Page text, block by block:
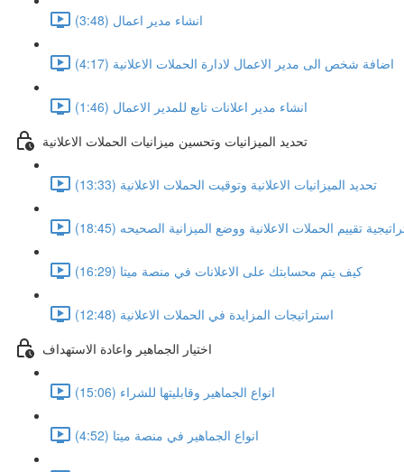
انشاء مدير اعمال (3:48)
اضافة شخص الى مدير الاعمال لادارة الحملات الاعلانية (4:17)
انشاء مدير اعلانات تابع للمدير الاعمال (1:46)
تحديد الميزانيات وتحسين ميزانيات الحملات الاعلانية
تحديد الميزانيات الاعلانية وتوقيت الحملات الاعلانية (13:33)
تقييم الحملات الاعلانية ووضع الميزانية الصحيحه (18:45)
كيف يتم محسابتك على الاعلانات في منصة ميتا (16:29)
استراتيجات المزايدة في الحملات الاعلانية (12:48)
اختيار الجماهير واعادة الاستهداف
انواع الجماهير وقابليتها للشراء (15:06)
انواع الجماهير في منصة ميتا (4:52)